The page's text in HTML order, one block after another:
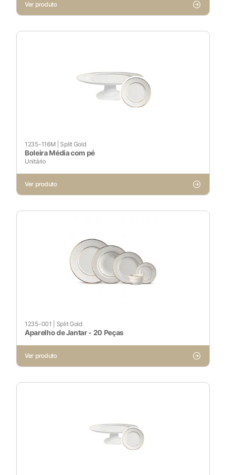
Ver produto
1235-116M Split Gold
Boleira Média com pé
Unitário
Ver produto
1235-001 Split Gold
Aparelho de Jantar - 20 Peças
Ver produto